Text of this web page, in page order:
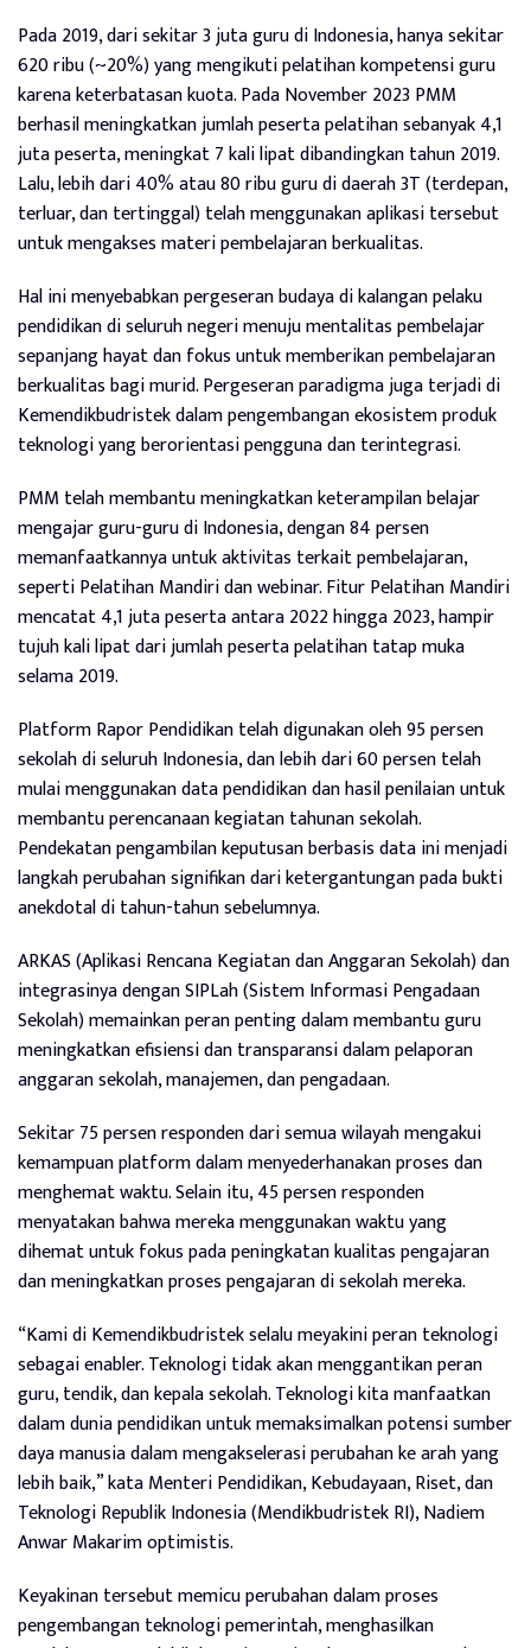
Pada 2019, dari sekitar 3 juta guru di Indonesia, hanya sekitar
620 ribu (~20%) yang mengikuti pelatihan kompetensi guru
karena keterbatasan kuota. Pada November 2023 PMM
berhasil meningkatkan jumlah peserta pelatihan sebanyak 4,1
juta peserta, meningkat 7 kali lipat dibandingkan tahun 2019.
Lalu, lebih dari 40% atau 80 ribu guru di daerah 3T (terdepan,
terluar, dan tertinggal) telah menggunakan aplikasi tersebut
untuk mengakses materi pembelajaran berkualitas.
Hal ini menyebabkan pergeseran budaya di kalangan pelaku
pendidikan di seluruh negeri menuju mentalitas pembelajar
sepanjang hayat dan fokus untuk memberikan pembelajaran
berkualitas bagi murid. Pergeseran paradigma juga terjadi di
Kemendikbudristek dalam pengembangan ekosistem produk
teknologi yang berorientasi pengguna dan terintegrasi.
PMM telah membantu meningkatkan keterampilan belajar
mengajar guru-guru di Indonesia, dengan 84 persen
memanfaatkannya untuk aktivitas terkait pembelajaran,
seperti Pelatihan Mandiri dan webinar. Fitur Pelatihan Mandiri
mencatat 4,1 juta peserta antara 2022 hingga 2023, hampir
tujuh kali lipat dari jumlah peserta pelatihan tatap muka
selama 2019.
Platform Rapor Pendidikan telah digunakan oleh 95 persen
sekolah di seluruh Indonesia, dan lebih dari 60 persen telah
mulai menggunakan data pendidikan dan hasil penilaian untuk
membantu perencanaan kegiatan tahunan sekolah.
Pendekatan pengambilan keputusan berbasis data ini menjadi
langkah perubahan signifikan dari ketergantungan pada bukti
anekdotal di tahun-tahun sebelumnya.
ARKAS (Aplikasi Rencana Kegiatan dan Anggaran Sekolah) dan
integrasinya dengan SIPLah (Sistem Informasi Pengadaan
Sekolah) memainkan peran penting dalam membantu guru
meningkatkan efisiensi dan transparansi dalam pelaporan
anggaran sekolah, manajemen, dan pengadaan.
Sekitar 75 persen responden dari semua wilayah mengakui
kemampuan platform dalam menyederhanakan proses dan
menghemat waktu. Selain itu, 45 persen responden
menyatakan bahwa mereka menggunakan waktu yang
dihemat untuk fokus pada peningkatan kualitas pengajaran
dan meningkatkan proses pengajaran di sekolah mereka.
“Kami di Kemendikbudristek selalu meyakini peran teknologi
sebagai enabler. Teknologi tidak akan menggantikan peran
guru, tendik, dan kepala sekolah. Teknologi kita manfaatkan
dalam dunia pendidikan untuk memaksimalkan potensi sumber
daya manusia dalam mengakselerasi perubahan ke arah yang
lebih baik,” kata Menteri Pendidikan, Kebudayaan, Riset, dan
Teknologi Republik Indonesia (Mendikbudristek RI), Nadiem
Anwar Makarim optimistis.
Keyakinan tersebut memicu perubahan dalam proses
pengembangan teknologi pemerintah, menghasilkan